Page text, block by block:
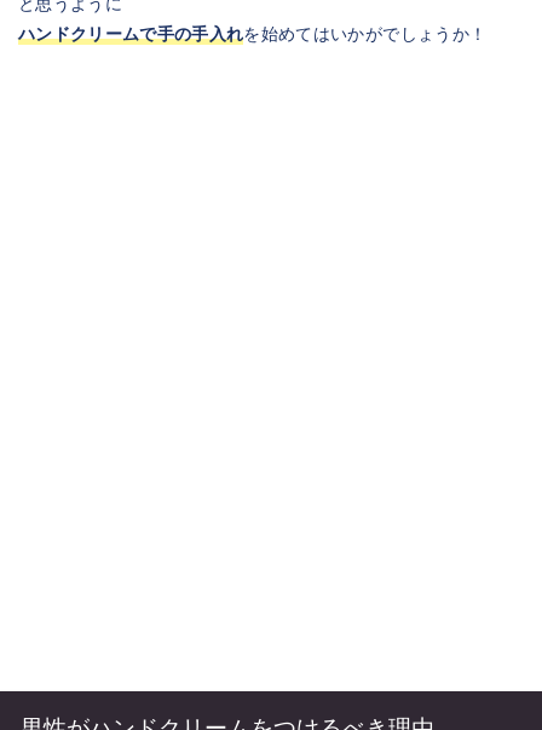
ハンドクリームで手の手入れを始めてはいかがでしょうか！